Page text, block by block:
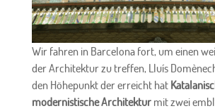
Wir fahren in Barcelona fort, um einen
der Architektur zu treffen, Lluís
den Höhepunkt der erreicht hat
modernistische Architekturmit zwei